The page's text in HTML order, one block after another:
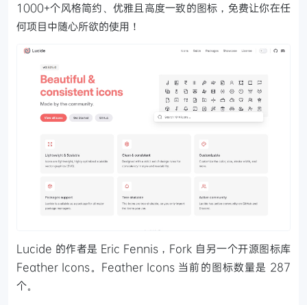
1000+个风格简约、优雅且高度一致的图标，免费让你在任
何项目中随心所欲的使用！
Lucide 的作者是 Eric Fennis，Fork 自另一个开源图标库
Feather Icons。Feather Icons 当前的图标数量是 287
个。